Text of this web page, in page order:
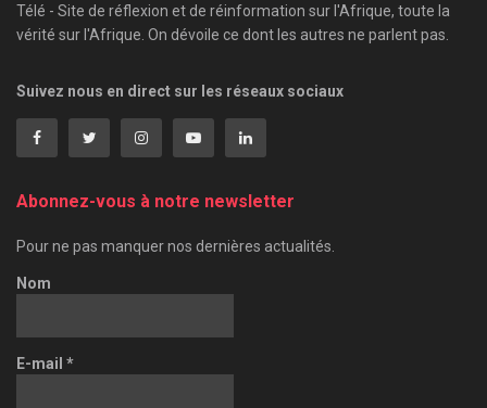
Télé - Site de réflexion et de réinformation sur l'Afrique, toute la
vérité sur l'Afrique. On dévoile ce dont les autres ne parlent pas.
Suivez nous en direct sur les réseaux sociaux
Abonnez-vous à notre newsletter
Pour ne pas manquer nos dernières actualités.
Nom
E-mail *